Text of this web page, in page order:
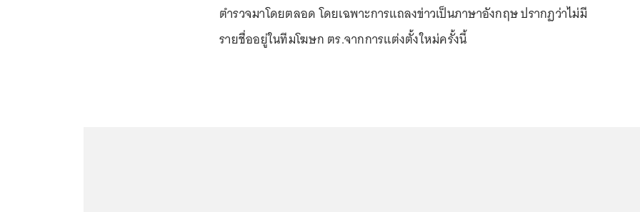
ตำรวจมาโดยตลอด โดยเฉพาะการแถลงข่าวเป็นภาษาอังกฤษ ปรากฏว่าไม่มี
รายชื่ออยู่ในทีมโฆษก ตร.จากการแต่งตั้งใหม่ครั้งนี้